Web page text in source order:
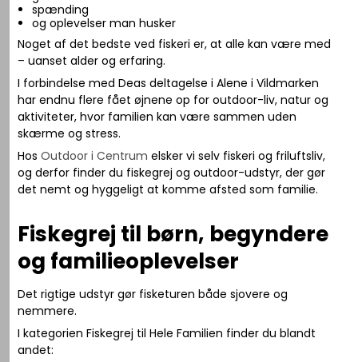
spænding
og oplevelser man husker
Noget af det bedste ved fiskeri er, at alle kan være med
– uanset alder og erfaring.
I forbindelse med Deas deltagelse iAlene i Vildmarken
har endnu flere fået øjnene op for outdoor-liv, natur og
aktiviteter, hvor familien kan være sammen uden
skærme og stress.
HosOutdoor i Centrum elsker vi selv fiskeri og friluftsliv,
og derfor finder du fiskegrej og outdoor-udstyr, der gør
det nemt og hyggeligt at komme afsted som familie.
Fiskegrej til børn, begyndere
og familieoplevelser
Det rigtige udstyr gør fisketuren både sjovere og
nemmere.
I kategorien Fiskegrej til Hele Familien finder du blandt
andet: